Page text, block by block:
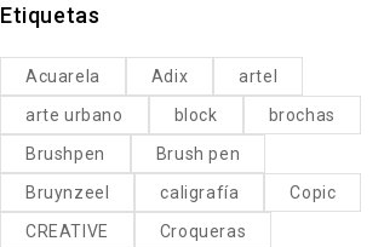
Etiquetas
Acuarela Adix
artel
arte urbano
block
brochas
Brushpen
Brush pen
Bruynzeel
caligrafía
Copic
CREATIVE
Croqueras